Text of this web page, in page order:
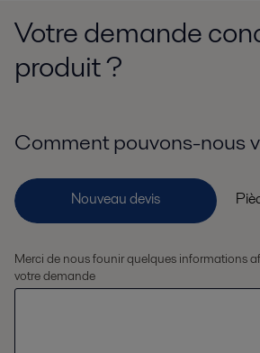
Votre demande
produit ?
Comment pouvons-nous
Merci de nous founir quelques informations
votre demande